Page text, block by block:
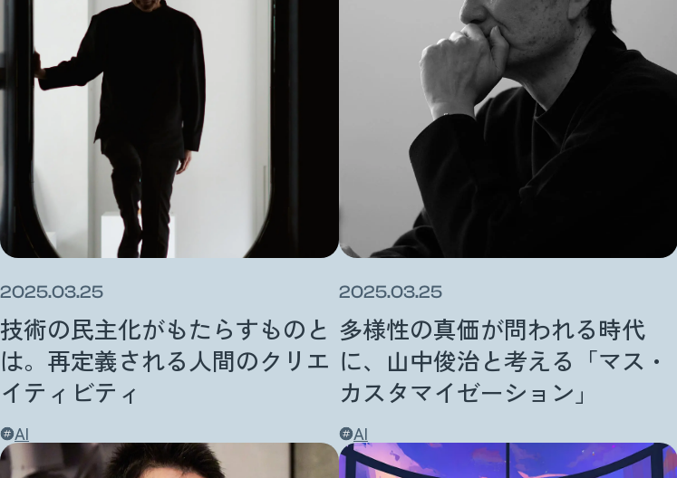
2025.03.25
技術の民主化がもたらすものと
は。再定義される人間のクリエ
イティビティ
AI
2025.03.25
多様性の真価が問われる時代
に、山中俊治と考える「マス・
カスタマイゼーション」
AI